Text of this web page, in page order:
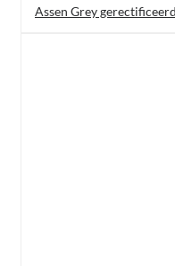
Assen Grey gerectificeerd